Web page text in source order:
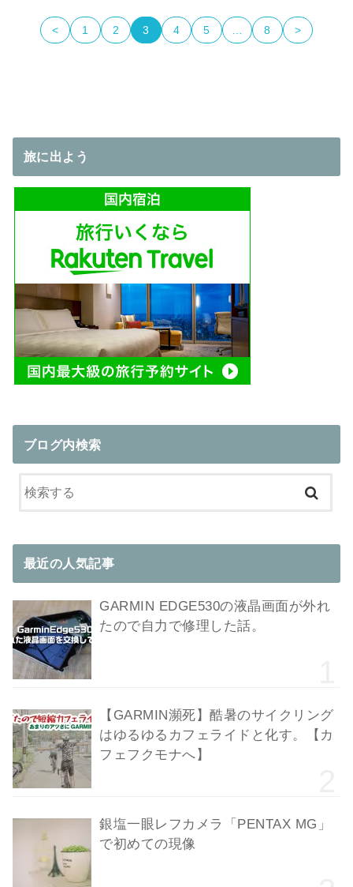
< 1 2 3 4 5 8 >
旅に出よう
ブログ内検索
最近の人気記事
GARMIN EDGE530の液晶画面が外れ
たので自力で修理した話。
【GARMIN瀕死】酷暑のサイクリング
はゆるゆるカフェライドと化す。【カ
フェフクモナへ】
銀塩一眼レフカメラ「PENTAX MG」
で初めての現像